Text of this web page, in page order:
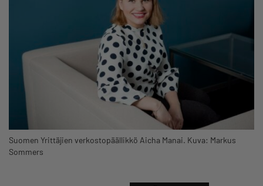
Suomen Yrittäjien verkostopäällikkö Aicha Manai. Kuva: Markus
Sommers